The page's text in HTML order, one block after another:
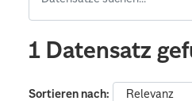
1 Datensatz
Sortieren nach